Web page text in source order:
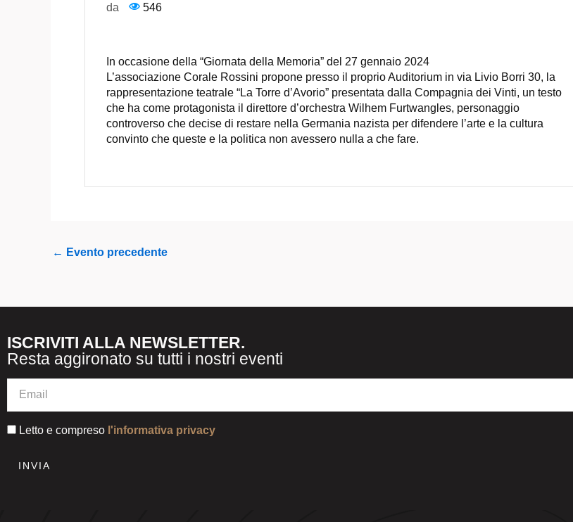
da 546
In occasione della “Giornata della Memoria” del 27 gennaio 2024
L’associazione Corale Rossini propone presso il proprio Auditorium in via Livio Borri 30, la
rappresentazione teatrale “La Torre d’Avorio” presentata dalla Compagnia dei Vinti, un testo
che ha come protagonista il direttore d’orchestra Wilhem Furtwangles, personaggio
controverso che decise di restare nella Germania nazista per difendere l’arte e la cultura
convinto che queste e la politica non avessero nulla a che fare.
← Evento precedente
ISCRIVITI ALLA NEWSLETTER.
Resta aggironato su tutti i nostri eventi
Letto e compreso l'informativa privacy
INVIA